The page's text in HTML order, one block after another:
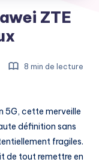
ZTE
8 min de lecture
5G, cette merveille
définition sans
fragiles.
de tout remettre en